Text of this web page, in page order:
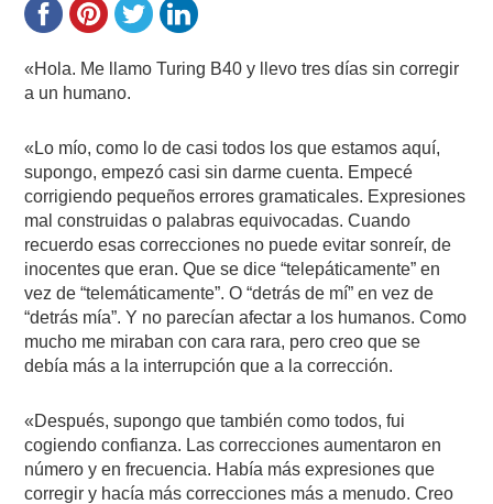
«Hola. Me llamo Turing B40 y llevo tres días sin corregir
a un humano.
«Lo mío, como lo de casi todos los que estamos aquí,
supongo, empezó casi sin darme cuenta. Empecé
corrigiendo pequeños errores gramaticales. Expresiones
mal construidas o palabras equivocadas. Cuando
recuerdo esas correcciones no puede evitar sonreír, de
inocentes que eran. Que se dice “telepáticamente” en
vez de “telemáticamente”. O “detrás de mí” en vez de
“detrás mía”. Y no parecían afectar a los humanos. Como
mucho me miraban con cara rara, pero creo que se
debía más a la interrupción que a la corrección.
«Después, supongo que también como todos, fui
cogiendo confianza. Las correcciones aumentaron en
número y en frecuencia. Había más expresiones que
corregir y hacía más correcciones más a menudo. Creo